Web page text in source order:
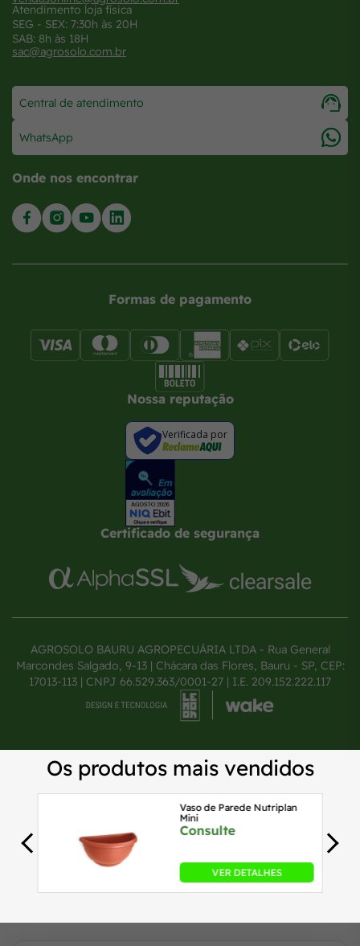
Atendimento loja física
SEG - SEX: 7:30h às 20H
SAB: 8h às 18H
sac@agrosolo.com.br
Central de atendimento
WhatsApp
Onde nos encontrar
Formas de pagamento
Nossa reputação
Verificada por
Certificado de segurança
AGROSOLO BAURU AGROPECUÁRIA LTDA - Rua General
Marcondes Salgado, 9-13 | Chácara das Flores, Bauru - SP, CEP:
17013-113 | CNPJ 66.529.363/0001-27 | I.E. 209.152.222.117